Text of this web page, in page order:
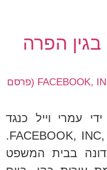
הפרה
הפ (י-ם) 12816-08-13 עמרי וייל נ' FACEBOOK, INC (פרסם
עמרי וייל כנגד
FACEBOOK, INC, FACEBOOK IRELAND, INC.
בבית המשפט